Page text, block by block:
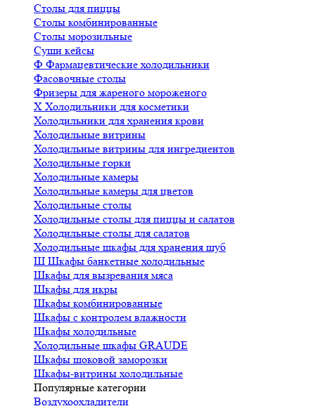
Столы для пиццы
Столы комбинированные
Столы морозильные
Суши кейсы
Ф Фармацевтические холодильники
Фасовочные столы
Фризеры для жареного мороженого
Х Холодильники для косметики
Холодильники для хранения крови
Холодильные витрины
Холодильные витрины для ингредиентов
Холодильные горки
Холодильные камеры
Холодильные камеры для цветов
Холодильные столы
Холодильные столы для пиццы и салатов
Холодильные столы для салатов
Холодильные шкафы для хранения шуб
Ш Шкафы банкетные холодильные
Шкафы для вызревания мяса
Шкафы для икры
Шкафы комбинированные
Шкафы с контролем влажности
Шкафы холодильные
Холодильные шкафы GRAUDE
Шкафы шоковой заморозки
Шкафы-витрины холодильные
Популярные категории
Воздухоохладители